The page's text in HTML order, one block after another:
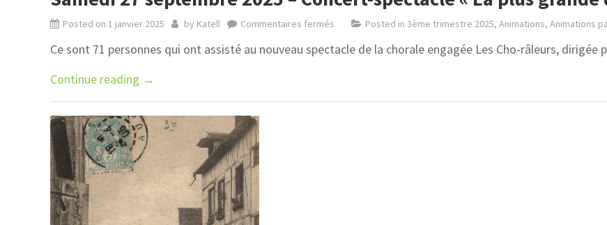
Posted on 1 janvier 2025 by Katell Commentaires fermés Posted in 3ème trimestre 2025, Animations, Animations
Ce sont 71 personnes qui ont assisté au nouveau spectacle de la chorale engagée Les Cho-râleurs, dirigée
Continue reading →